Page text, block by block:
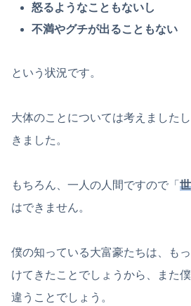
怒るようなこともないし
不満やグチが出ることもない
という状況です。
大体のことについては考えました
きました。
もちろん、一人の人間ですので「
はできません。
僕の知っている大富豪たちは、も
けてきたことでしょうから、また
違うことでしょう。